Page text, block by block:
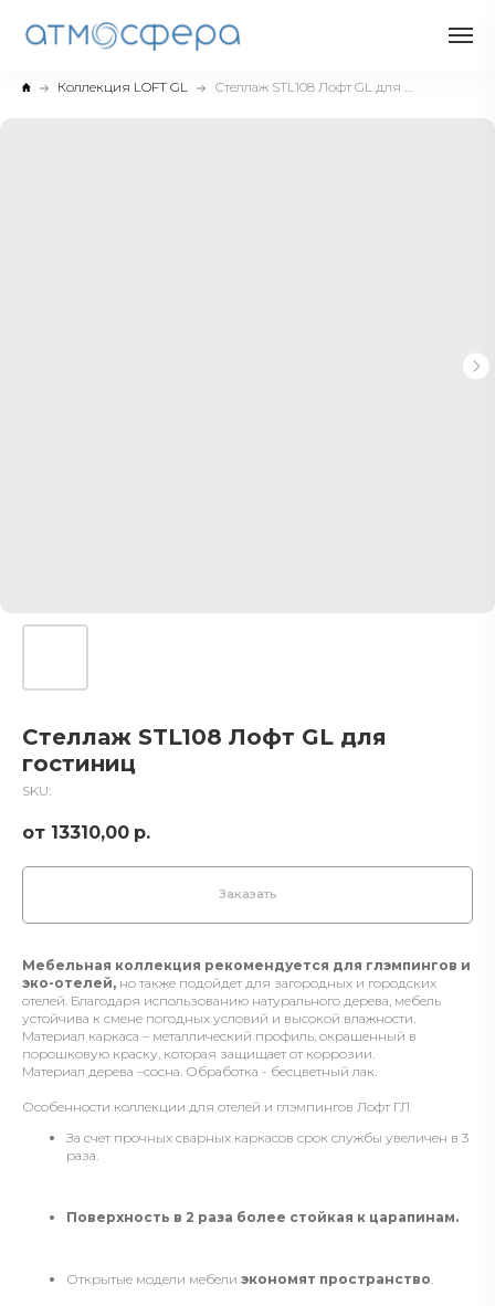
Коллекция LOFT GL Стеллаж STL108 Лофт GL для гостиниц
Стеллаж STL108 Лофт GL для
гостиниц
SKU:
13310,00 р.
Заказать
Мебельная коллекция рекомендуется для глэмпингов и
эко-отелей, но также подойдет для загородных и городских
отелей. Благодаря использованию натурального дерева, мебель
устойчива к смене погодных условий и высокой влажности.
Материал каркаса – металлический профиль, окрашенный в
порошковую краску, которая защищает от коррозии.
Материал дерева –сосна. Обработка - бесцветный лак.
Особенности коллекции для отелей и глэмпингов Лофт ГЛ
За счет прочных сварных каркасов срок службы увеличен в 3
раза.
Поверхность в 2 раза более стойкая к царапинам.
Открытые модели мебели экономят пространство